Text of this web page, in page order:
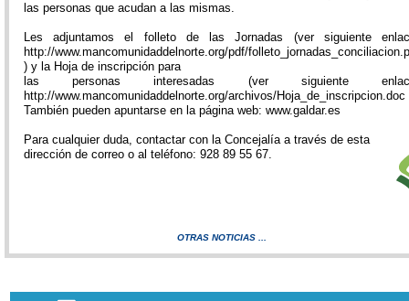
las personas que acudan a las mismas.
Les adjuntamos el folleto de las Jornadas (ver siguiente
http://www.mancomunidaddelnorte.org/pdf/
) y la Hoja de inscripción para
las personas interesadas (ver siguiente
http://www.mancomunidaddelnorte.org/archivos/Hoja_de_inscripcion.doc
También pueden apuntarse en la página web: www.galdar.es
Para cualquier duda, contactar con la Concejalía a través de esta
dirección de correo o al teléfono: 928 89 55 67.
OTRAS NOTICIAS ...